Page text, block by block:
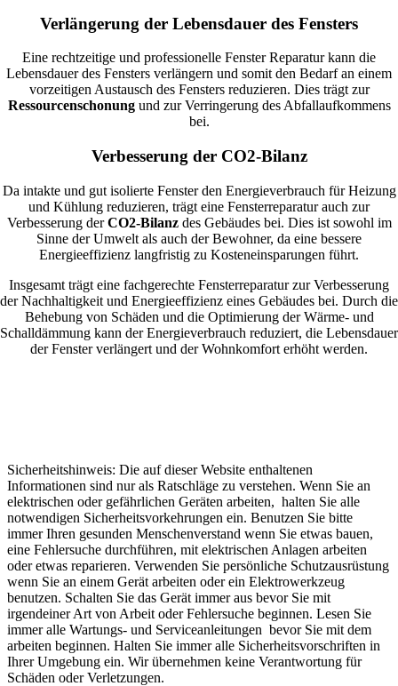
Verlängerung der Lebensdauer des Fensters
Eine rechtzeitige und professionelle Fenster Reparatur kann die
Lebensdauer des Fensters verlängern und somit den Bedarf an einem
vorzeitigen Austausch des Fensters reduzieren. Dies trägt zur
Ressourcenschonungund zur Verringerung des Abfallaufkommens
bei.
Verbesserung der CO2-Bilanz
Da intakte und gut isolierte Fenster den Energieverbrauch für Heizung
und Kühlung reduzieren, trägt eine Fensterreparatur auch zur
Verbesserung derCO2-Bilanzdes Gebäudes bei. Dies ist sowohl im
Sinne der Umwelt als auch der Bewohner, da eine bessere
Energieeffizienz langfristig zu Kosteneinsparungen führt.
Insgesamt trägt eine fachgerechte Fensterreparatur zur Verbesserung
der Nachhaltigkeit und Energieeffizienz eines Gebäudes bei. Durch die
Behebung von Schäden und die Optimierung der Wärme- und
Schalldämmung kann der Energieverbrauch reduziert, die Lebensdauer
der Fenster verlängert und der Wohnkomfort erhöht werden.
Sicherheitshinweis: Die auf dieser Website enthaltenen
Informationen sind nur als Ratschläge zu verstehen. Wenn Sie an
elektrischen oder gefährlichen Geräten arbeiten, halten Sie alle
notwendigen Sicherheitsvorkehrungen ein. Benutzen Sie bitte
immer Ihren gesunden Menschenverstand wenn Sie etwas bauen,
eine Fehlersuche durchführen, mit elektrischen Anlagen arbeiten
oder etwas reparieren. Verwenden Sie persönliche Schutzausrüstung
wenn Sie an einem Gerät arbeiten oder ein Elektrowerkzeug
benutzen. Schalten Sie das Gerät immer aus bevor Sie mit
irgendeiner Art von Arbeit oder Fehlersuche beginnen. Lesen Sie
immer alle Wartungs- und Serviceanleitungen bevor Sie mit dem
arbeiten beginnen. Halten Sie immer alle Sicherheitsvorschriften in
Ihrer Umgebung ein. Wir übernehmen keine Verantwortung für
Schäden oder Verletzungen.